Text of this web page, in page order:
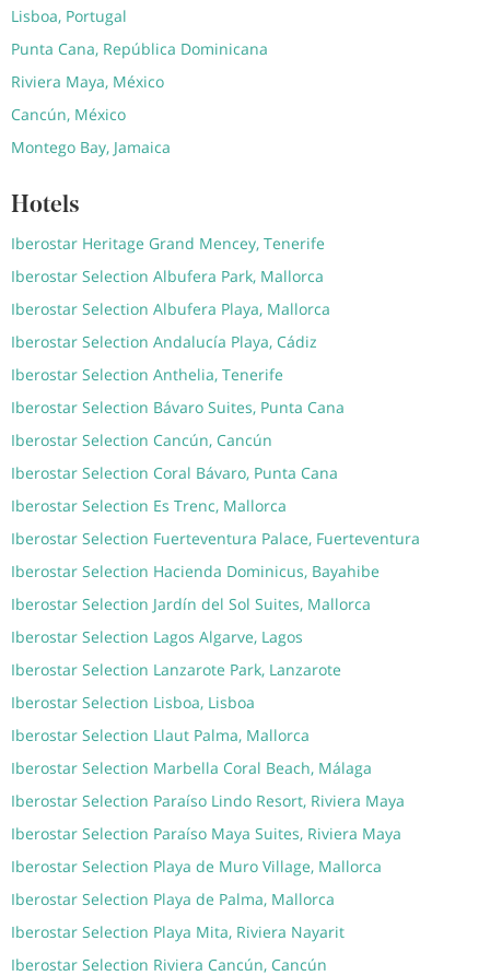
Lisboa, Portugal
Punta Cana, República Dominicana
Riviera Maya, México
Cancún, México
Montego Bay, Jamaica
Hotels
Iberostar Heritage Grand Mencey, Tenerife
Iberostar Selection Albufera Park, Mallorca
Iberostar Selection Albufera Playa, Mallorca
Iberostar Selection Andalucía Playa, Cádiz
Iberostar Selection Anthelia, Tenerife
Iberostar Selection Bávaro Suites, Punta Cana
Iberostar Selection Cancún, Cancún
Iberostar Selection Coral Bávaro, Punta Cana
Iberostar Selection Es Trenc, Mallorca
Iberostar Selection Fuerteventura Palace, Fuerteventura
Iberostar Selection Hacienda Dominicus, Bayahibe
Iberostar Selection Jardín del Sol Suites, Mallorca
Iberostar Selection Lagos Algarve, Lagos
Iberostar Selection Lanzarote Park, Lanzarote
Iberostar Selection Lisboa, Lisboa
Iberostar Selection Llaut Palma, Mallorca
Iberostar Selection Marbella Coral Beach, Málaga
Iberostar Selection Paraíso Lindo Resort, Riviera Maya
Iberostar Selection Paraíso Maya Suites, Riviera Maya
Iberostar Selection Playa de Muro Village, Mallorca
Iberostar Selection Playa de Palma, Mallorca
Iberostar Selection Playa Mita, Riviera Nayarit
Iberostar Selection Riviera Cancún, Cancún